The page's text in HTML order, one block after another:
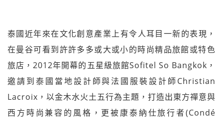
泰國近年來在文化創意產業上有令人耳目一新的表現，
在曼谷可看到許許多多或大或小的時尚精品旅館或特色
旅店，2012年開幕的五星級旅館Sofitel So Bangkok，
邀請到泰國當地設計師與法國服裝設計師Christian
Lacroix，以金木水火土五行為主題，打造出東方禪意與
西方時尚兼容的風格，更被康泰納仕旅行者(Condé